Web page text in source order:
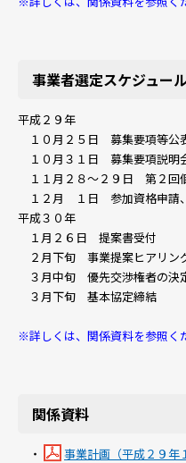
事業者選定スケジュー
平成２９年
１０月２５日 募集要項等公
１０月３１日 募集要項説明
１１月２８～２９日 第２回
１２月 １日 参加資格申請
平成３０年
１月２６日 提案書受付
２月下旬 事業提案ヒアリン
３月中旬 優先交渉権者の決
３月下旬 基本協定締結
※詳しくは、関係資料を参照く
関係資料
・
事業計画（平成２９